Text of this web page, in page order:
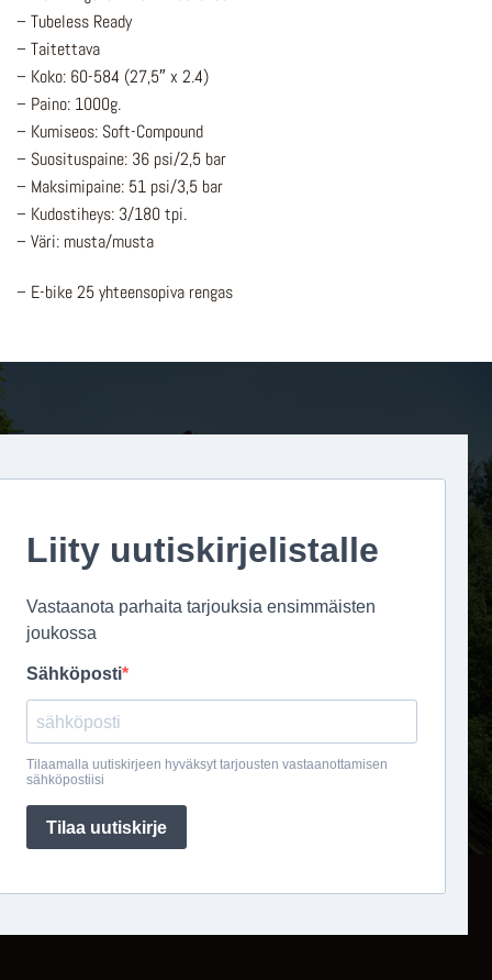
– Tubeless Ready
– Taitettava
– Koko: 60-584 (27,5″ x 2.4)
– Paino: 1000g.
– Kumiseos: Soft-Compound
– Suosituspaine: 36 psi/2,5 bar
– Maksimipaine: 51 psi/3,5 bar
– Kudostiheys: 3/180 tpi.
– Väri: musta/musta
– E-bike 25 yhteensopiva rengas